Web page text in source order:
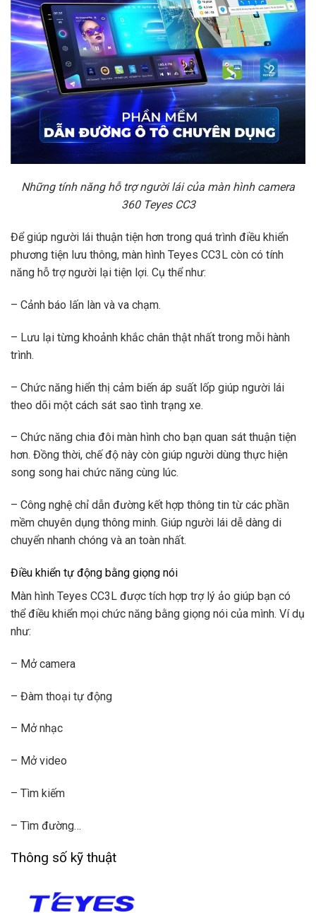
Những tính năng hỗ trợ người lái của màn hình camera
360 Teyes CC3
Để giúp người lái thuận tiện hơn trong quá trình điều khiển
phương tiện lưu thông, màn hình Teyes CC3L còn có tính
năng hỗ trợ người lại tiện lợi. Cụ thể như:
– Cảnh báo lấn làn và va chạm.
– Lưu lại từng khoảnh khắc chân thật nhất trong mỗi hành
trình.
– Chức năng hiển thị cảm biến áp suất lốp giúp người lái
theo dõi một cách sát sao tình trạng xe.
– Chức năng chia đôi màn hình cho bạn quan sát thuận tiện
hơn. Đồng thời, chế độ này còn giúp người dùng thực hiện
song song hai chức năng cùng lúc.
– Công nghệ chỉ dẫn đường kết hợp thông tin từ các phần
mềm chuyên dụng thông minh. Giúp người lái dễ dàng di
chuyển nhanh chóng và an toàn nhất.
Điều khiển tự động bằng giọng nói
Màn hình Teyes CC3L được tích hợp trợ lý ảo giúp bạn có
thể điều khiển mọi chức năng bằng giọng nói của mình. Ví dụ
như:
– Mở camera
– Đàm thoại tự động
– Mở nhạc
– Mở video
– Tìm kiếm
– Tìm đường…
Thông số kỹ thuật